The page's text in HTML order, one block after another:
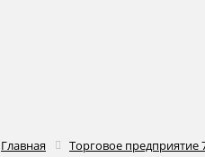
Главная Торговое предприятие